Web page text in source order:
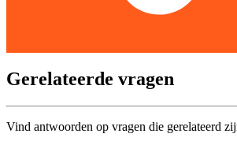
Gerelateerde vragen
Vind antwoorden op vragen die gerelateerd